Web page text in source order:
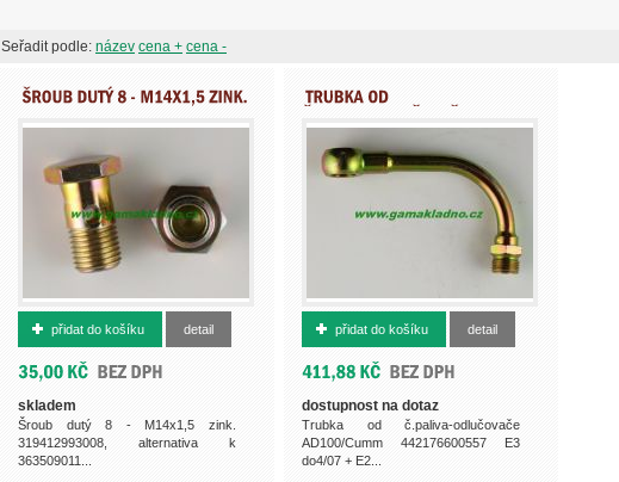
Seřadit podle: název cena + cena -
993823114
přidat do košíku detail
skladem
Šroub dutý 8 - M14x1,5 zink.
319412993008, alternativa k
363509011...
365610202
přidat do košíku detail
dostupnost na dotaz
Trubka od č.paliva-odlučovače
AD100/Cumm 442176600557 E3
do4/07 + E2...